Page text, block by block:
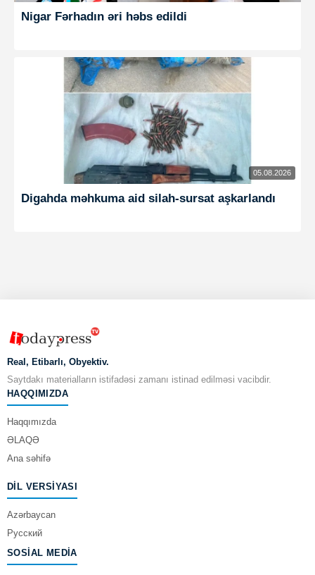
Nigar Fərhadın əri həbs edildi
05.08.2026
Digahda məhkuma aid silah-sursat aşkarlandı
Real, Etibarlı, Obyektiv.
Saytdakı materialların istifadəsi zamanı istinad edilməsi vacibdir.
HAQQIMIZDA
Haqqımızda
ƏLAQƏ
Ana səhifə
DIL VERSIYASI
Azərbaycan
Русский
SOSIAL MEDIA